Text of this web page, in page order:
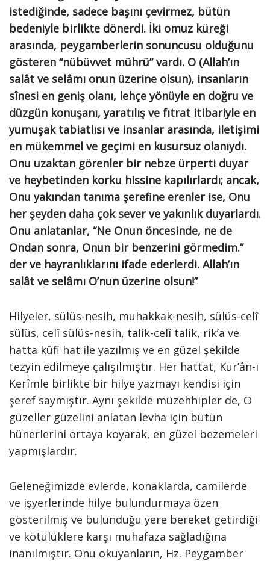
istediğinde, sadece başını çevirmez, bütün
bedeniyle birlikte dönerdi. İki omuz küreği
arasında, peygamberlerin sonuncusu olduğunu
gösteren “nübüvvet mührü” vardı. O (Allah’ın
salât ve selâmı onun üzerine olsun), insanların
sînesi en geniş olanı, lehçe yönüyle en doğru ve
düzgün konuşanı, yaratılış ve fıtrat itibariyle en
yumuşak tabiatlısı ve insanlar arasında, iletişimi
en mükemmel ve geçimi en kusursuz olanıydı.
Onu uzaktan görenler bir nebze ürperti duyar
ve heybetinden korku hissine kapılırlardı; ancak,
Onu yakından tanıma şerefine erenler ise, Onu
her şeyden daha çok sever ve yakınlık duyarlardı.
Onu anlatanlar, “Ne Onun öncesinde, ne de
Ondan sonra, Onun bir benzerini görmedim.”
der ve hayranlıklarını ifade ederlerdi. Allah’ın
salât ve selâmı O’nun üzerine olsun!”
Hilyeler, sülüs-nesih, muhakkak-nesih, sülüs-celî
sülüs, celî sülüs-nesih, talik-celî talik, rik’a ve
hatta kûfi hat ile yazılmış ve en güzel şekilde
tezyin edilmeye çalışılmıştır. Her hattat, Kur’ân-ı
Kerîmle birlikte bir hilye yazmayı kendisi için
şeref saymıştır. Aynı şekilde müzehhipler de, O
güzeller güzelini anlatan levha için bütün
hünerlerini ortaya koyarak, en güzel bezemeleri
yapmışlardır.
Geleneğimizde evlerde, konaklarda, camilerde
ve işyerlerinde hilye bulundurmaya özen
gösterilmiş ve bulunduğu yere bereket getirdiği
ve kötülüklere karşı muhafaza sağladığına
inanılmıştır. Onu okuyanların, Hz. Peygamber